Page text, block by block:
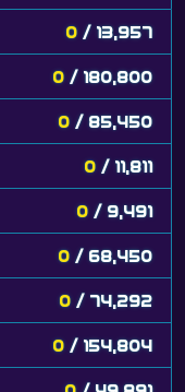
0 / 13,957
0 / 180,800
0 / 85,450
0 / 11,811
0 / 9,491
0 / 68,450
0 / 74,292
0 / 154,804